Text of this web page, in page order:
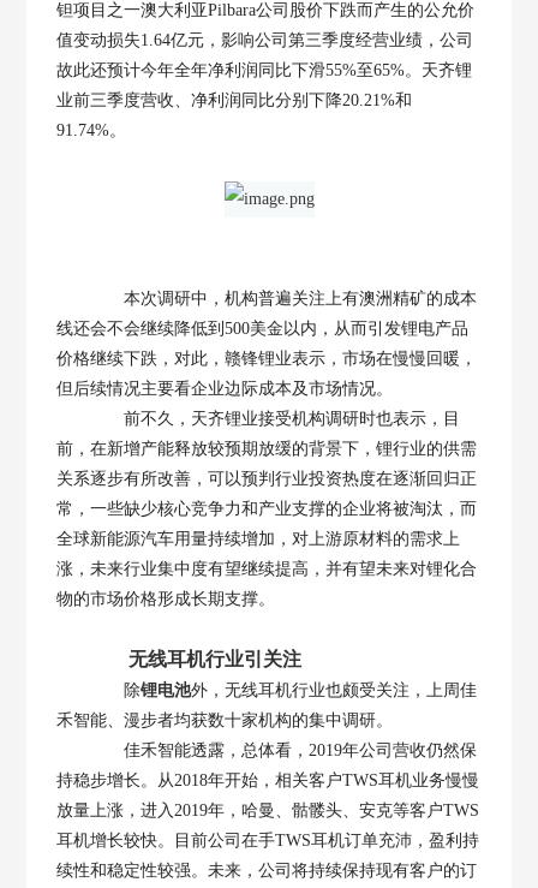
钽项目之一澳大利亚Pilbara公司股价下跌而产生的公允价
值变动损失1.64亿元，影响公司第三季度经营业绩，公司
故此还预计今年全年净利润同比下滑55%至65%。天齐锂
业前三季度营收、净利润同比分别下降20.21%和
91.74%。
本次调研中，机构普遍关注上有澳洲精矿的成本
线还会不会继续降低到500美金以内，从而引发锂电产品
价格继续下跌，对此，赣锋锂业表示，市场在慢慢回暖，
但后续情况主要看企业边际成本及市场情况。
前不久，天齐锂业接受机构调研时也表示，目
前，在新增产能释放较预期放缓的背景下，锂行业的供需
关系逐步有所改善，可以预判行业投资热度在逐渐回归正
常，一些缺少核心竞争力和产业支撑的企业将被淘汰，而
全球新能源汽车用量持续增加，对上游原材料的需求上
涨，未来行业集中度有望继续提高，并有望未来对锂化合
物的市场价格形成长期支撑。
无线耳机行业引关注
除锂电池外，无线耳机行业也颇受关注，上周佳
禾智能、漫步者均获数十家机构的集中调研。
佳禾智能透露，总体看，2019年公司营收仍然保
持稳步增长。从2018年开始，相关客户TWS耳机业务慢慢
放量上涨，进入2019年，哈曼、骷髅头、安克等客户TWS
耳机增长较快。目前公司在手TWS耳机订单充沛，盈利持
续性和稳定性较强。未来，公司将持续保持现有客户的订